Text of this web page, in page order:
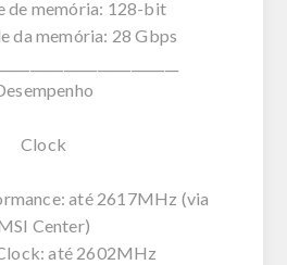
de memória: 128-bit
da memória: 28 Gbps
Clock
até 2617MHz (via
Center)
até 2602MHz